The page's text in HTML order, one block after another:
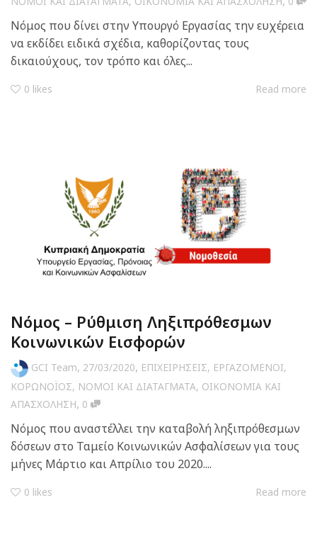
Νόμος που δίνει στην Υπουργό Εργασίας την ευχέρεια
να εκδίδει ειδικά σχέδια, καθορίζοντας τους
δικαιούχους, τον τρόπο και όλες...
0 likes Read more
Νόμος – Ρύθμιση Ληξιπρόθεσμων
Κοινωνικών Εισφορών
GCI Team, 27/03/2020, ΕΠΙΧΕΙΡΗΣΕΙΣ, ΕΡΓΑΖΟΜΕΝΟΙ,
ΚΟΡΩΝΟΪΟΣ, ΝΟΜΟΙ ΚΑΙ ΔΙΑΤΑΓΜΑΤΑ, ΟΙΚΟΝΟΜΙΑ ΚΑΙ
ΑΠΑΣΧΟΛΗΣΗ, 0
Νόμος που αναστέλλει την καταβολή ληξιπρόθεσμων
δόσεων στο Ταμείο Κοινωνικών Ασφαλίσεων για τους
μήνες Μάρτιο και Απρίλιο του 2020....
0 likes Read more